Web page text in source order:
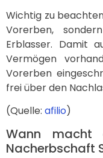
Wichtig zu
Vorerben,
Erblasser. Damit
Vermögen
Vorerben
frei über den
(Quelle: afilio)
Wann macht
Nacherbschaft